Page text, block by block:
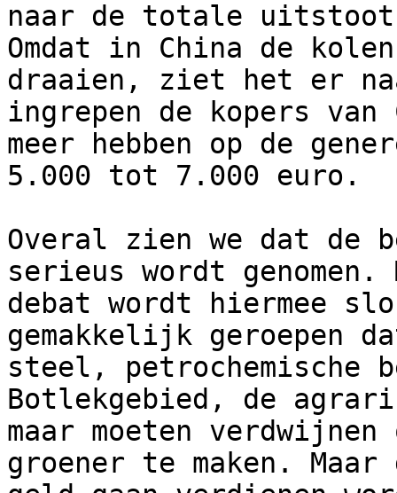
naar de totale uitstoot
Omdat in China de
draaien, ziet het er
ingrepen de kopers van
meer hebben op de
5.000 tot 7.000 euro.
Overal zien we dat de
serieus wordt
debat wordt hiermee
gemakkelijk geroepen
steel, petrochemische
Botlekgebied, de
maar moeten
groener te maken. Maar